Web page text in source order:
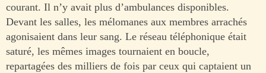
courant. Il n’y avait plus d’ambulances disponibles.
Devant les salles, les mélomanes aux membres arrachés
agonisaient dans leur sang. Le réseau téléphonique était
saturé, les mêmes images tournaient en boucle,
repartagées des milliers de fois par ceux qui captaient un